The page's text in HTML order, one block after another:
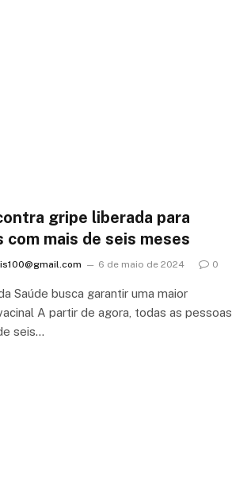
gripe liberada para
com mais de seis meses
6 de maio de 2024 0
Saúde busca garantir uma maior
A partir de agora, todas as pessoas
seis…